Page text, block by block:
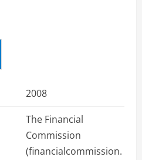
2008
The Financial
Commission
(financialcommission.